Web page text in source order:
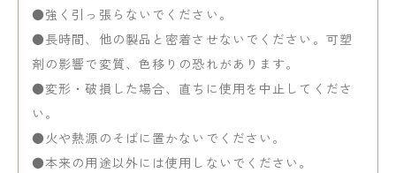
●強く引っ張らないでください。
●長時間、他の製品と密着させないでください。可塑
剤の影響で変質、色移りの恐れがあります。
●変形・破損した場合、直ちに使用を中止してくださ
い。
●火や熱源のそばに置かないでください。
●本来の用途以外には使用しないでください。